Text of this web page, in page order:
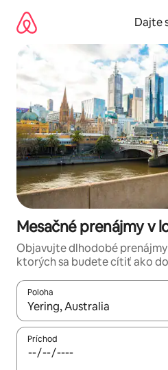
obsah.
Dajte
Mesačné prenájmy v
Objavujte dlhodobé
ktorých sa budete cítiť ako
Poloha
Keď budú výsledky k
Príchod